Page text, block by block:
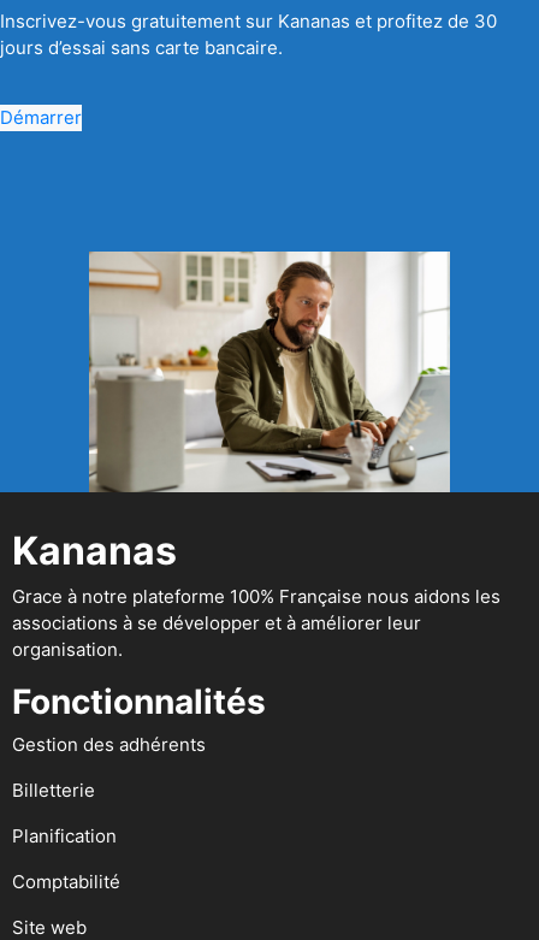
Inscrivez-vous gratuitement sur Kananas et profitez de 30
jours d’essai sans carte bancaire.
Démarrer
Kananas
Grace à notre plateforme 100% Française nous aidons les
associations à se développer et à améliorer leur
organisation.
Fonctionnalités
Gestion des adhérents
Billetterie
Planification
Comptabilité
Site web